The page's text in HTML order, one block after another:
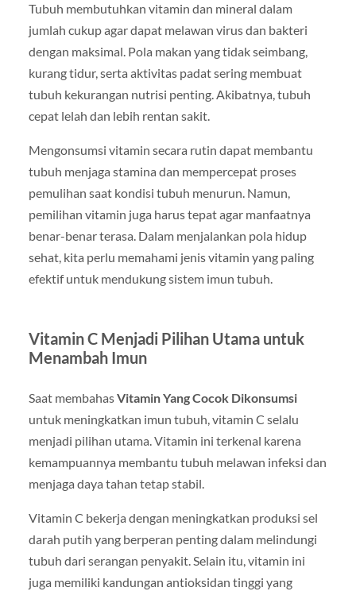
Tubuh membutuhkan vitamin dan mineral dalam
jumlah cukup agar dapat melawan virus dan bakteri
dengan maksimal. Pola makan yang tidak seimbang,
kurang tidur, serta aktivitas padat sering membuat
tubuh kekurangan nutrisi penting. Akibatnya, tubuh
cepat lelah dan lebih rentan sakit.
Mengonsumsi vitamin secara rutin dapat membantu
tubuh menjaga stamina dan mempercepat proses
pemulihan saat kondisi tubuh menurun. Namun,
pemilihan vitamin juga harus tepat agar manfaatnya
benar-benar terasa. Dalam menjalankan pola hidup
sehat, kita perlu memahami jenis vitamin yang paling
efektif untuk mendukung sistem imun tubuh.
Vitamin C Menjadi Pilihan Utama untuk
Menambah Imun
Saat membahasVitamin Yang Cocok Dikonsumsi
untuk meningkatkan imun tubuh, vitamin C selalu
menjadi pilihan utama. Vitamin ini terkenal karena
kemampuannya membantu tubuh melawan infeksi dan
menjaga daya tahan tetap stabil.
Vitamin C bekerja dengan meningkatkan produksi sel
darah putih yang berperan penting dalam melindungi
tubuh dari serangan penyakit. Selain itu, vitamin ini
juga memiliki kandungan antioksidan tinggi yang